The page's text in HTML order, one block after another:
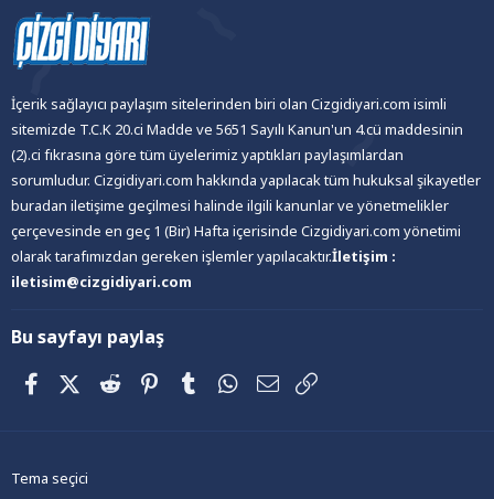
İçerik sağlayıcı paylaşım sitelerinden biri olan Cizgidiyari.com isimli
sitemizde T.C.K 20.ci Madde ve 5651 Sayılı Kanun'un 4.cü maddesinin
(2).ci fıkrasına göre tüm üyelerimiz yaptıkları paylaşımlardan
sorumludur. Cizgidiyari.com hakkında yapılacak tüm hukuksal şikayetler
buradan iletişime geçilmesi halinde ilgili kanunlar ve yönetmelikler
çerçevesinde en geç 1 (Bir) Hafta içerisinde Cizgidiyari.com yönetimi
olarak tarafımızdan gereken işlemler yapılacaktır.İletişim :
iletisim@cizgidiyari.com
Bu sayfayı paylaş
FacebookX (Twitter)
Reddit PinterestTumblrWhatsApp
E-posta
Tema seçici